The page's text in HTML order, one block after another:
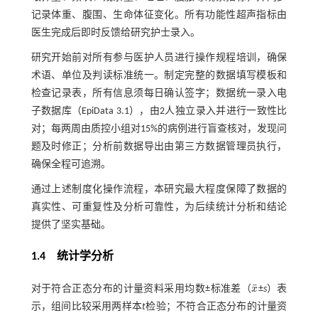
记录体重、腹围、生命体征变化。所有功能性超声指标由
医生完成后即时反馈给研究护士录入。
研究开始前对所有参与医护人员进行操作规程培训，确保
术语、单位及判读标准统一。制定完整的数据填写模板和
检查记录表，所有信息须每日确认签字；数据统一录入电
子数据库（EpiData 3.1），由2人独立录入并进行一致性比
对；每两周由质控小组对15%的病例进行盲查核对，发现问
题及时修正；分析前数据导出由第三方数据管理员执行，
确保全程可追溯。
通过上述制度化操作流程，本研究最大程度保障了数据的
真实性、可重复性及分析可靠性，为后续统计分析和结论
提供了坚实基础。
1.4 统计学分析
对于符合正态分布的计量资料采用均数±标准差（x
¯
x¯±s）表
示，组间比较采用两样本t检验；不符合正态分布的计量资